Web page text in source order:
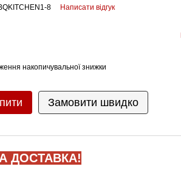
8 Написати відгук
накопичувальної знижки
Замовити швидко
ДОСТАВКА!